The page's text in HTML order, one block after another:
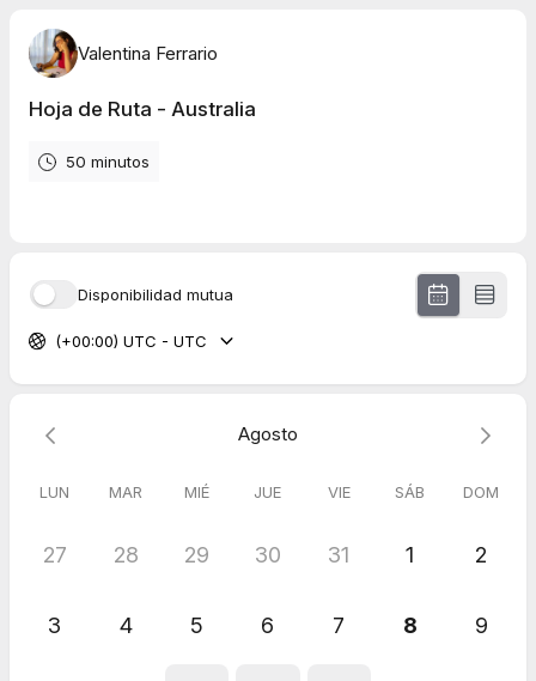
Valentina Ferrario
Hoja de Ruta - Australia
50 minutos
Disponibilidad mutua
(+00:00) UTC - UTC
Agosto
LUN MAR MIÉ JUE VIE SÁB DOM
27 28 29 30 31 1 2
3 4 5 6 7 8 9